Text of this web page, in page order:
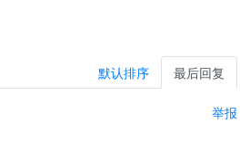
默认排序 最后回复
举报